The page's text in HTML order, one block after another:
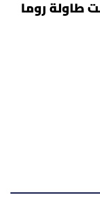
طاولة روما